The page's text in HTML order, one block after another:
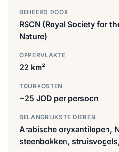
BEHEERD DOOR
RSCN (Royal Society for
Nature)
OPPERVLAKTE
22 km²
TOURKOSTEN
~25 JOD per persoon
BELANGRIJKSTE DIEREN
Arabische oryxantilopen,
steenbokken,